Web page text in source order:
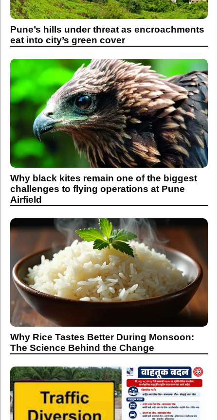
Pune’s hills under threat as encroachments
eat into city’s green cover
Why black kites remain one of the biggest
challenges to flying operations at Pune
Airfield
Why Rice Tastes Better During Monsoon:
The Science Behind the Change